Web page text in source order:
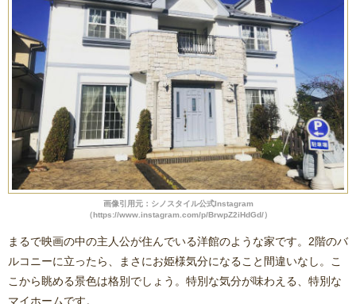
画像引用元：シノスタイル公式Instagram
（https://www.instagram.com/p/BrwpZ2iHdGd/）
まるで映画の中の主人公が住んでいる洋館のような家です。2階のバ
ルコニーに立ったら、まさにお姫様気分になること間違いなし。こ
こから眺める景色は格別でしょう。特別な気分が味わえる、特別な
マイホームです。